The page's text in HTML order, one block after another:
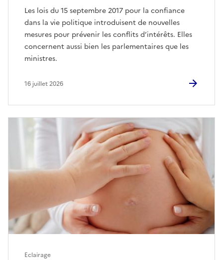
Les lois du 15 septembre 2017 pour la confiance
dans la vie politique introduisent de nouvelles
mesures pour prévenir les conflits d’intérêts. Elles
concernent aussi bien les parlementaires que les
ministres.
16 juillet 2026
Eclairage